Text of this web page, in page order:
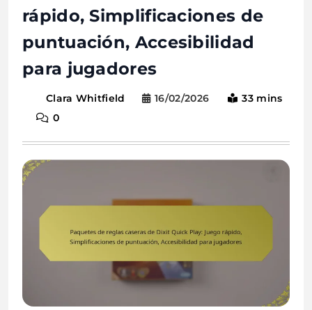
rápido, Simplificaciones de
puntuación, Accesibilidad
para jugadores
Clara Whitfield 16/02/2026
33 mins
0